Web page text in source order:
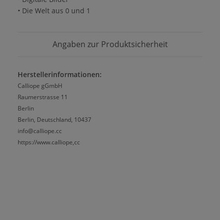
• Die Welt aus 0 und 1
Angaben zur Produktsicherheit
Herstellerinformationen:
Calliope gGmbH
Raumerstrasse 11
Berlin
Berlin, Deutschland, 10437
info@calliope.cc
https://www.calliope,cc